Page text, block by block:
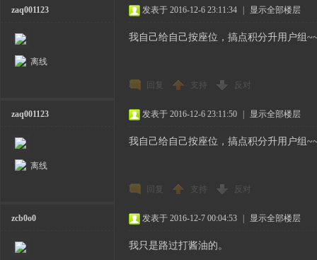
zaq001123
离线
发表于 2016-12-6 23:11:34 显示全部楼层
我自己给自己按座位，搞点积分升用户组
回复 支持 反对
zaq001123
离线
发表于 2016-12-6 23:11:50 显示全部楼层
我自己给自己按座位，搞点积分升用户组
回复 支持 反对
zcb0o0 发表于 2016-12-7 00:04:53 显示全部楼层
我只是路过打酱油的。